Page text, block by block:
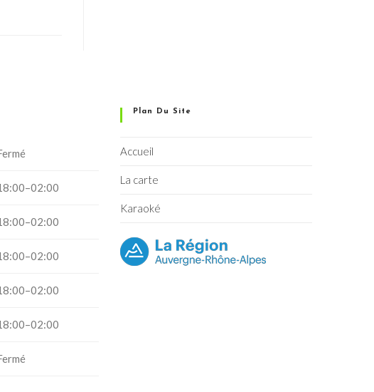
Plan Du Site
Accueil
La carte
Karaoké